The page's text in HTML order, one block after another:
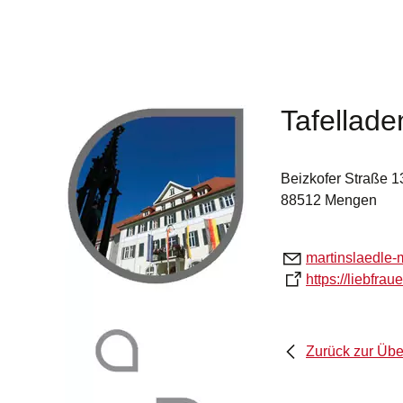
Beizkofer Straße
88512 Mengen
m rt nsl dl
-
https://
Zurück zur